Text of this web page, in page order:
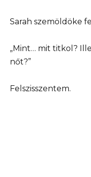
Sarah szemöldöke
„Mint… mit titkol?
nőt?”
Felszisszentem.